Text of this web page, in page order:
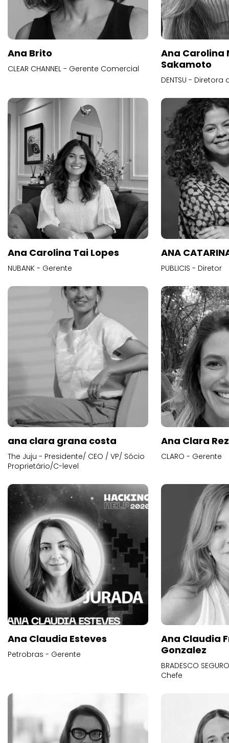
Ana Brito
CLEAR CHANNEL - Gerente Comercial
Ana Carolina
Sakamoto
DENTSU -
Ana Carolina Tai Lopes
NUBANK - Gerente
ANA
PUBLICIS - Diretor
ana clara grana costa
The Juju - Presidente/ CEO / VP/ Sócio
Proprietário/C-level
Ana Clara
CLARO - Gerente
Ana Claudia Esteves
Petrobras - Gerente
Ana Claudia
Gonzalez
BRADESCO
Chefe